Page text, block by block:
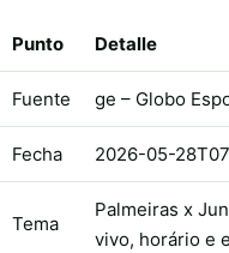
Punto Detalle
Fuente ge – Globo
Fecha 2026-05-
Tema
Palmeiras x
vivo, horário e